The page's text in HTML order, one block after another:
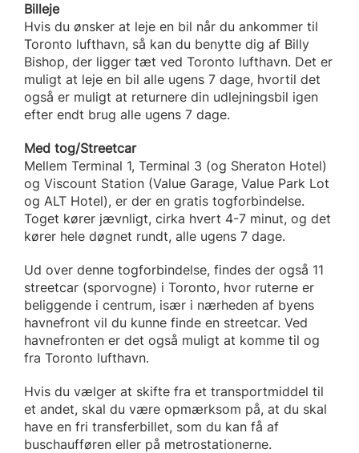
Billeje
Hvis du ønsker at leje en bil når du ankommer til
Toronto lufthavn, så kan du benytte dig af Billy
Bishop, der ligger tæt ved Toronto lufthavn. Det er
muligt at leje en bil alle ugens 7 dage, hvortil det
også er muligt at returnere din udlejningsbil igen
efter endt brug alle ugens 7 dage.
Med tog/Streetcar
Mellem Terminal 1, Terminal 3 (og Sheraton Hotel)
og Viscount Station (Value Garage, Value Park Lot
og ALT Hotel), er der en gratis togforbindelse.
Toget kører jævnligt, cirka hvert 4-7 minut, og det
kører hele døgnet rundt, alle ugens 7 dage.
Ud over denne togforbindelse, findes der også 11
streetcar (sporvogne) i Toronto, hvor ruterne er
beliggende i centrum, især i nærheden af byens
havnefront vil du kunne finde en streetcar. Ved
havnefronten er det også muligt at komme til og
fra Toronto lufthavn.
Hvis du vælger at skifte fra et transportmiddel til
et andet, skal du være opmærksom på, at du skal
have en fri transferbillet, som du kan få af
buschaufføren eller på metrostationerne.